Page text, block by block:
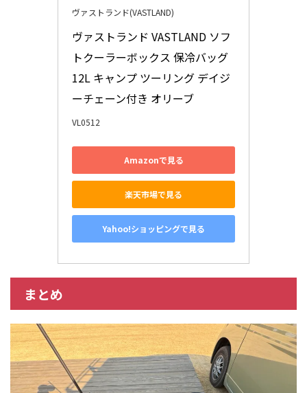
ヴァストランド(VASTLAND)
ヴァストランド VASTLAND ソフ
トクーラーボックス 保冷バッグ
12L キャンプ ツーリング デイジ
ーチェーン付き オリーブ
VL0512
Amazonで見る
楽天市場で見る
Yahoo!ショッピングで見る
まとめ